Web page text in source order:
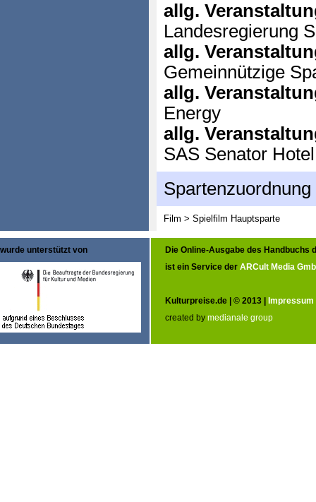
allg.
Landesregierung
allg.
Gemeinnützige
allg.
Energy
allg.
SAS Senator Hotel
Spartenzuordnung
Film > Spielfilm Hauptsparte
wurde unterstützt von
Die Online-Ausgabe des Handbuchs
ist ein Service der ARCult Media
Kulturpreise.de | © 2013 | Impressum
created by medianale group